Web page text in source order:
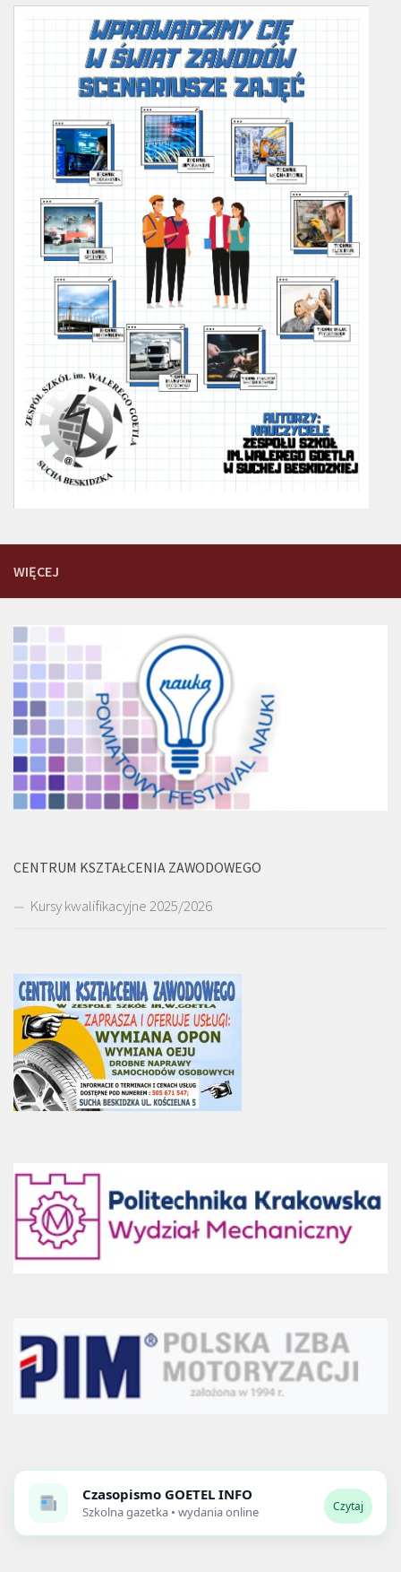
WIĘCEJ
CENTRUM KSZTAŁCENIA ZAWODOWEGO
Kursy kwalifikacyjne 2025/2026
Czasopismo GOETEL INFO
Szkolna gazetka • wydania online Czytaj